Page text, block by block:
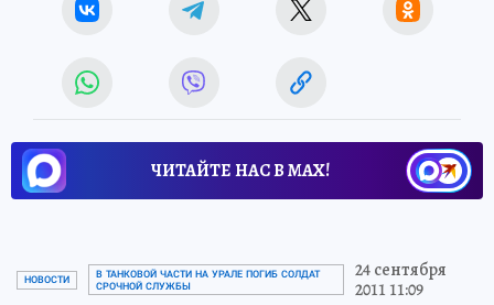
ЧИТАЙТЕ НАС В МАХ!
НОВОСТИ
В ТАНКОВОЙ ЧАСТИ НА УРАЛЕ ПОГИБ СОЛДАТ
СРОЧНОЙ СЛУЖБЫ
24 сентября
2011 11:09